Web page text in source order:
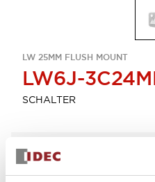
LW 25MM FLUSH MOUNT
LW6J-
SCHALTER
Menge auswählen